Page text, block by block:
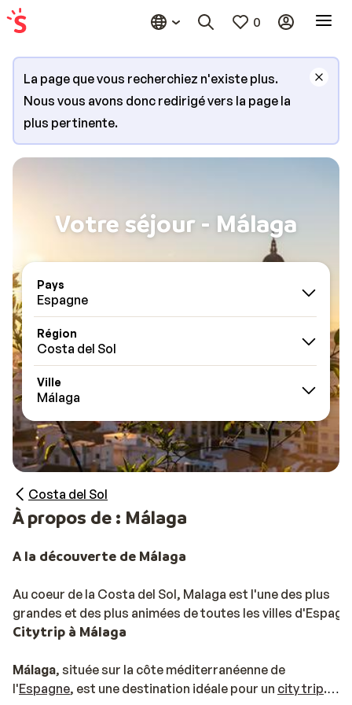
0
La page que vous recherchiez n'existe plus.
Nous vous avons donc redirigé vers la page la
plus pertinente.
Votre séjour - Málaga
Pays
Espagne
Région
Costa del Sol
Ville
Málaga
Costa del Sol
À propos de : Málaga
A la découverte de Málaga
Au coeur de la Costa del Sol, Malaga est l'une des plus
grandes et des plus animées de toutes les villes
Citytrip à Málaga
Málaga, située sur la côte méditerranéenne de
l'Espagne, est une destination idéale pour un city trip.